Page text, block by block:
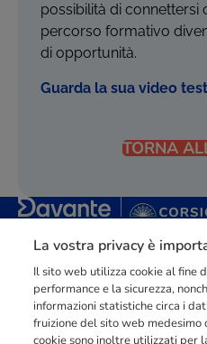
possibilità di connettersi
percorso formativo
di opportunità.
Guarda la sua video
TORNA
Punto di riferimento di
orientata al mercato
raggiunti e formati all’anno
03211992123
La vostra privacy è
Il sito web utilizza cookie al fine
performance e la sicurezza,
informazioni statistiche circa i
fruizione del sito web
cookie sono inoltre utilizzati per